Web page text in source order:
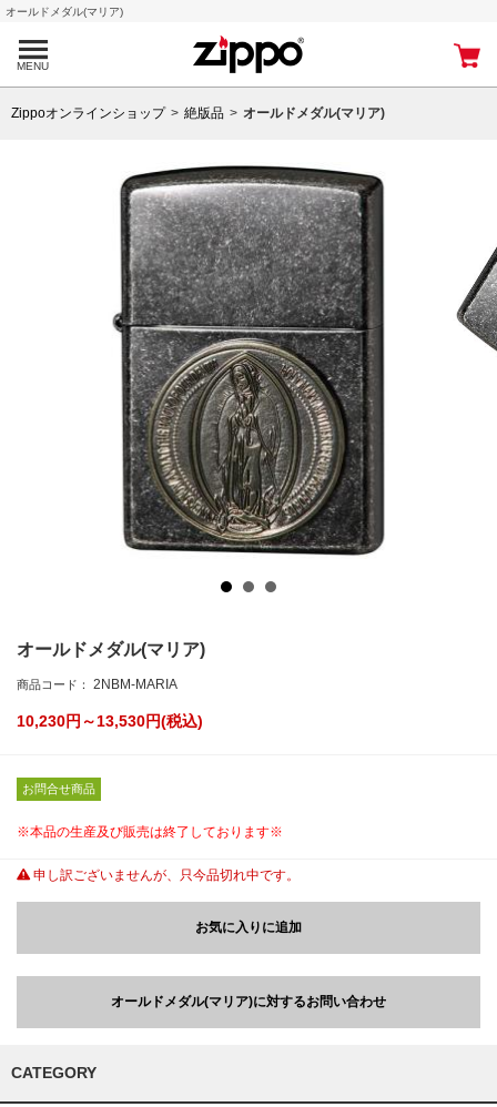
オールドメダル(マリア)
MENU
Zippoオンラインショップ 絶版品 オールドメダル(マリア)
オールドメダル(マリア)
商品コード： 2NBM-MARIA
10,230円～13,530円(税込)
お問合せ商品
※本品の生産及び販売は終了しております※
申し訳ございませんが、只今品切れ中です。
お気に入りに追加
オールドメダル(マリア)に対するお問い合わせ
CATEGORY